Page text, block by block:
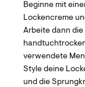
Beginne mit
Lockencreme
Arbeite dann
verwendete
Style deine
und die